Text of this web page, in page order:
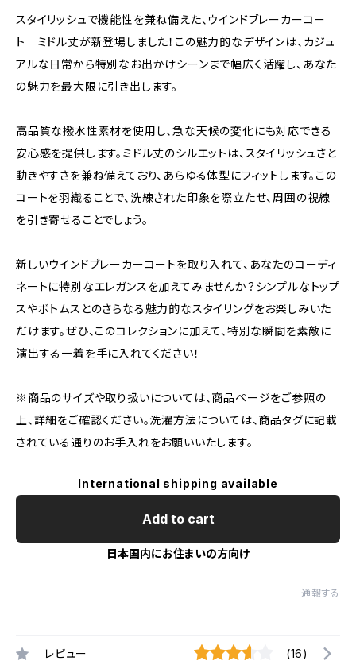
スタイリッシュで機能性を兼ね備えた、ウインドブレーカーコー
ト ミドル丈が新登場しました！この魅力的なデザインは、カジュ
アルな日常から特別なお出かけシーンまで幅広く活躍し、あなた
の魅力を最大限に引き出します。
高品質な撥水性素材を使用し、急な天候の変化にも対応できる
安心感を提供します。ミドル丈のシルエットは、スタイリッシュさと
動きやすさを兼ね備えており、あらゆる体型にフィットします。この
コートを羽織ることで、洗練された印象を際立たせ、周囲の視線
を引き寄せることでしょう。
新しいウインドブレーカーコートを取り入れて、あなたのコーディ
ネートに特別なエレガンスを加えてみませんか？シンプルなトップ
スやボトムスとのさらなる魅力的なスタイリングをお楽しみいた
だけます。ぜひ、このコレクションに加えて、特別な瞬間を素敵に
演出する一着を手に入れてください！
※商品のサイズや取り扱いについては、商品ページをご参照の
上、詳細をご確認ください。洗濯方法については、商品タグに記載
されている通りのお手入れをお願いいたします。
International shipping available
Add to cart
日本国内にお住まいの方向け
通報する
レビュー (16)